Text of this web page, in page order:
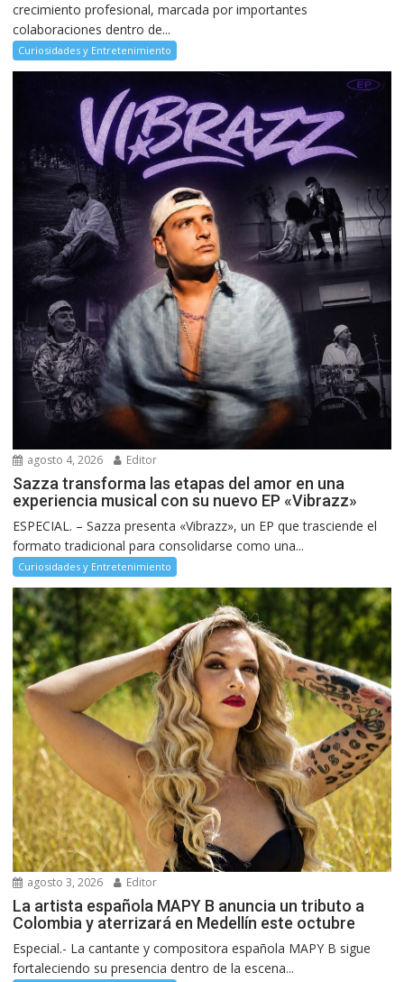
crecimiento profesional, marcada por importantes
colaboraciones dentro de...
Curiosidades y Entretenimiento
agosto 4, 2026 Editor
Sazza transforma las etapas del amor en una
experiencia musical con su nuevo EP «Vibrazz»
ESPECIAL. – Sazza presenta «Vibrazz», un EP que trasciende el
formato tradicional para consolidarse como una...
Curiosidades y Entretenimiento
agosto 3, 2026 Editor
La artista española MAPY B anuncia un tributo a
Colombia y aterrizará en Medellín este octubre
Especial.- La cantante y compositora española MAPY B sigue
fortaleciendo su presencia dentro de la escena...